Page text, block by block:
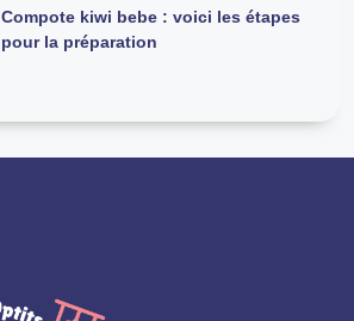
Compote kiwi bebe : voici les étapes
pour la préparation